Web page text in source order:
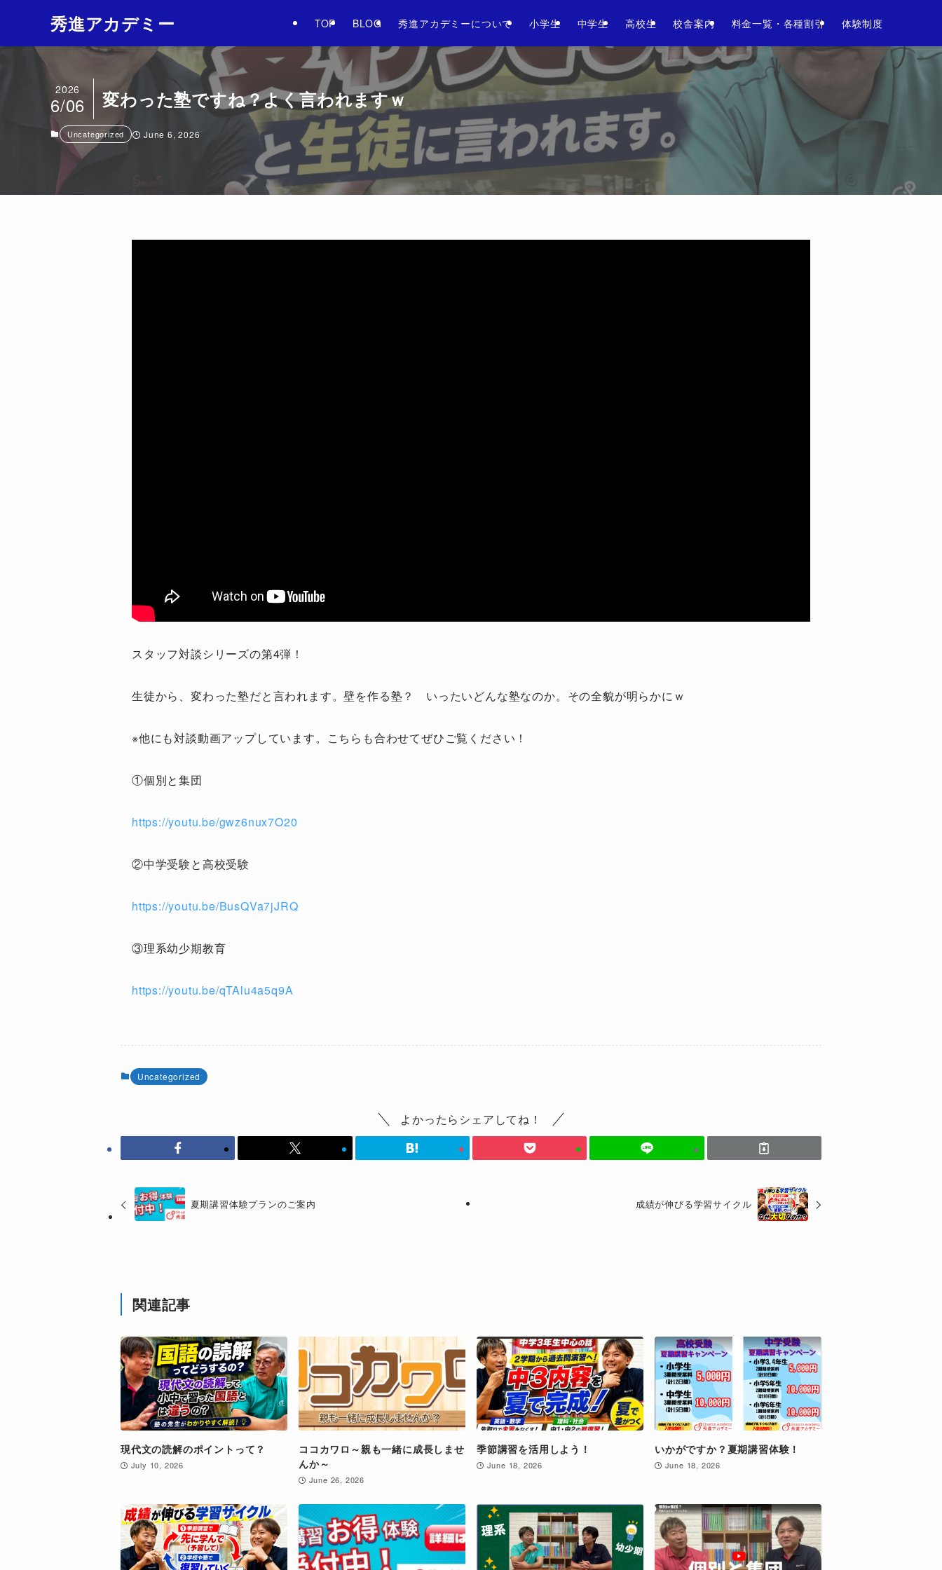
秀進アカデミー TOP BLOG 秀進アカデミーについて 小学生 中学生 高校生 校舎案内 料金一覧・各種割引 体験制度
変わった塾ですね？よく言われますｗ
2026
6/06
Uncategorized June 6, 2026
スタッフ対談シリーズの第4弾！
生徒から、変わった塾だと言われます。壁を作る塾？ いったいどんな塾なのか。その全貌が明らかにｗ
※他にも対談動画アップしています。こちらも合わせてぜひご覧ください！
①個別と集団
https://youtu.be/gwz6nux7O20
②中学受験と高校受験
https://youtu.be/BusQVa7jJRQ
③理系幼少期教育
https://youtu.be/qTAlu4a5q9A
Uncategorized
よかったらシェアしてね！
夏期講習体験プランのご案内 成績が伸びる学習サイクル
関連記事
現代文の読解のポイントって？
July 10, 2026
ココカワロ～親も一緒に成長しませ
んか～
June 26, 2026
季節講習を活用しよう！
June 18, 2026
いかがですか？夏期講習体験！
June 18, 2026